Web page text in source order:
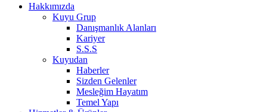
Hakkımızda
Kuyu Grup
Danışmanlık Alanları
Kariyer
S.S.S
Kuyudan
Haberler
Sizden Gelenler
Mesleğim Hayatım
Temel Yapı